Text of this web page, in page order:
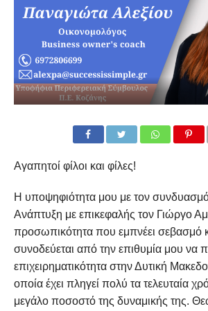
Αγαπητοί φίλοι και φίλες!
Η υποψηφιότητα μου με τον
Ανάπτυξη με επικεφαλής τον Γιώργο
προσωπικότητα που εμπνέει σεβασμό
συνοδεύεται από την επιθυμία μου
επιχειρηματικότητα στην Δυτική
οποία έχει πληγεί πολύ τα τελευταία
μεγάλο ποσοστό της δυναμικής της.